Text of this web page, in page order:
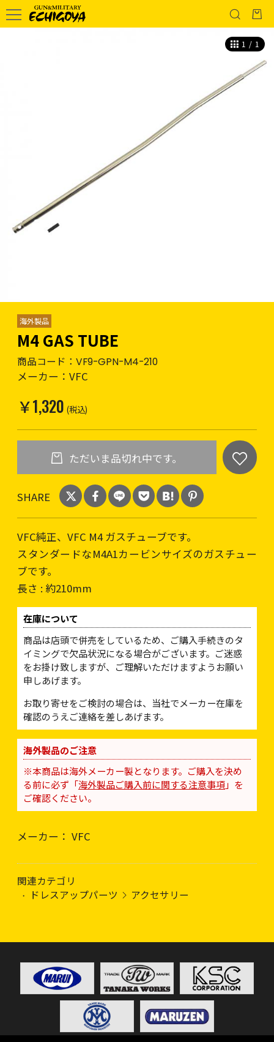
1 / 1
海外製品
M4 GAS TUBE
商品コード： VF9-GPN-M4-210
メーカー： VFC
￥1,320 (税込)
ただいま品切れ中です。
SHARE
VFC純正、VFC M4 ガスチューブです。
スタンダードなM4A1カービンサイズのガスチュー
ブです。
長さ : 約210mm
在庫について
商品は店頭で併売をしているため、ご購入手続きのタ
イミングで欠品状況になる場合がございます。ご迷惑
をお掛け致しますが、ご理解いただけますようお願い
申しあげます。
お取り寄せをご検討の場合は、当社でメーカー在庫を
確認のうえご連絡を差しあげます。
海外製品のご注意
※本商品は海外メーカー製となります。ご購入を決め
る前に必ず「海外製品ご購入前に関する注意事項」を
ご確認ください。
メーカー： VFC
関連カテゴリ
ドレスアップパーツ
アクセサリー